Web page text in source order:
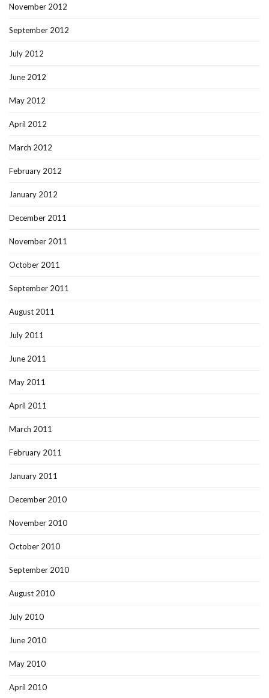
November 2012
September 2012
July 2012
June 2012
May 2012
April 2012
March 2012
February 2012
January 2012
December 2011
November 2011
October 2011
September 2011
August 2011
July 2011
June 2011
May 2011
April 2011
March 2011
February 2011
January 2011
December 2010
November 2010
October 2010
September 2010
August 2010
July 2010
June 2010
May 2010
April 2010